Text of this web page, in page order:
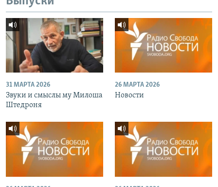
31 МАРТА 2026
Звуки и смыслы му Милоша
Штедроня
26 МАРТА 2026
Новости